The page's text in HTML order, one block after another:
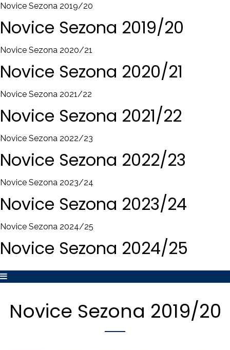
Novice Sezona 2019/20
Novice Sezona 2019/20
Novice Sezona 2020/21
Novice Sezona 2020/21
Novice Sezona 2021/22
Novice Sezona 2021/22
Novice Sezona 2022/23
Novice Sezona 2022/23
Novice Sezona 2023/24
Novice Sezona 2023/24
Novice Sezona 2024/25
Novice Sezona 2024/25
Novice Sezona 2019/20